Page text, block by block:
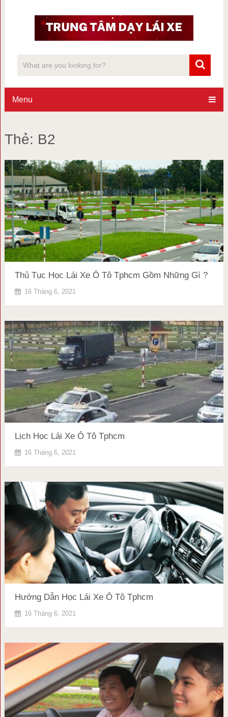
Menu
Thẻ: B2
Thủ Tục Học Lái Xe Ô Tô Tphcm Gồm Những Gì ?
16 Tháng 6, 2021
Lịch Học Lái Xe Ô Tô Tphcm
16 Tháng 6, 2021
Hướng Dẫn Học Lái Xe Ô Tô Tphcm
16 Tháng 6, 2021